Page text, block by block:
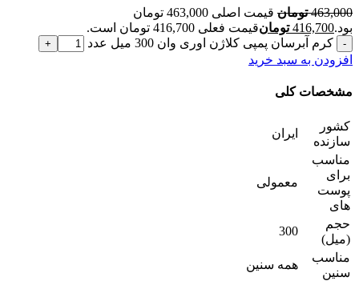
463,000 تومان
قیمت اصلی 463,000 تومان
بود.416,700 تومانقیمت فعلی 416,700 تومان است.
کرم آبرسان پمپی کلاژن اوری وان 300 میل عدد
افزودن به سبد خرید
مشخصات کلی
کشور
سازنده
ایران
مناسب
برای
پوست
های
معمولی
حجم
(میل)
300
مناسب
سنین
همه سنین